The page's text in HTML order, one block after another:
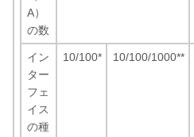
A）
の数
イン
ター
フェ
イス
の種
10/100* 10/100/1000**